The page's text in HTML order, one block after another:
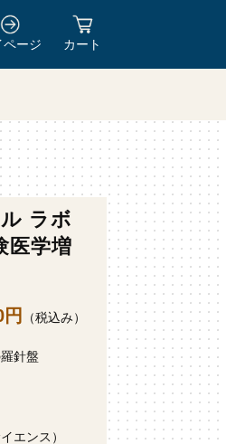
ページ カート
ラボ
医学増
（税込み）
針盤
エンス）